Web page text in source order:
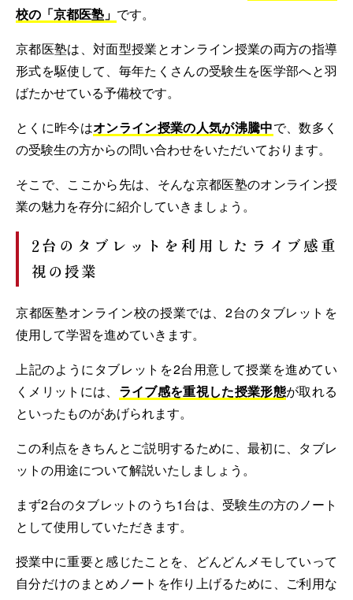
校の「京都医塾」 です。
京都医塾は、対面型授業とオンライン授業の両方の指導
形式を駆使して、毎年たくさんの受験生を医学部へと羽
ばたかせている予備校です。
とくに昨今はオンライン授業の人気が沸騰中で、数多く
の受験生の方からの問い合わせをいただいております。
そこで、ここから先は、そんな京都医塾のオンライン授
業の魅力を存分に紹介していきましょう。
2台のタブレットを利用したライブ感重
視の授業
京都医塾オンライン校の授業では、2台のタブレットを
使用して学習を進めていきます。
上記のようにタブレットを2台用意して授業を進めてい
くメリットには、 ライブ感を重視した授業形態が取れる
といったものがあげられます。
この利点をきちんとご説明するために、最初に、タブレ
ットの用途について解説いたしましょう。
まず2台のタブレットのうち1台は、受験生の方のノート
として使用していただきます。
授業中に重要と感じたことを、どんどんメモしていって
自分だけのまとめノートを作り上げるために、ご利用な